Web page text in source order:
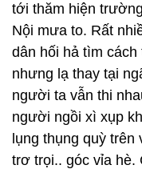
tới thăm hiện
Nội mưa to. Rất
dân hối hả tìm cách
nhưng lạ thay tại
người ta vẫn thi
người ngồi xì xụp
lụng thụng quỳ
trơ trọi.. góc vỉa hè.